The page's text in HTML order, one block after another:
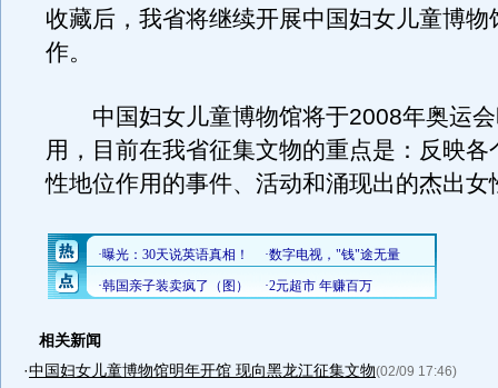
收藏后，我省将继续开展中国妇女儿童博物
作。
中国妇女儿童博物馆将于2008年奥运会
用，目前在我省征集文物的重点是：反映各
性地位作用的事件、活动和涌现出的杰出女
相关新闻
·中国妇女儿童博物馆明年开馆 现向黑龙江征集文物(02/09 17:46)